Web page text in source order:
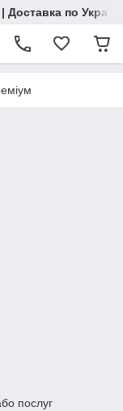
Доставка по
послуг